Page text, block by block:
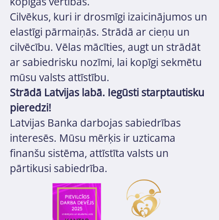
Cilvēkus, kuri ir drosmīgi izaicinājumos un
elastīgi pārmaiņās. Strādā ar cieņu un
cilvēcību. Vēlas mācīties, augt un strādāt
ar sabiedrisku nozīmi, lai kopīgi sekmētu
mūsu valsts attīstību.
Strādā Latvijas labā. Iegūsti starptautisku
pieredzi!
Latvijas Banka darbojas sabiedrības
interesēs. Mūsu mērķis ir uzticama
finanšu sistēma, attīstīta valsts un
pārtikusi sabiedrība.